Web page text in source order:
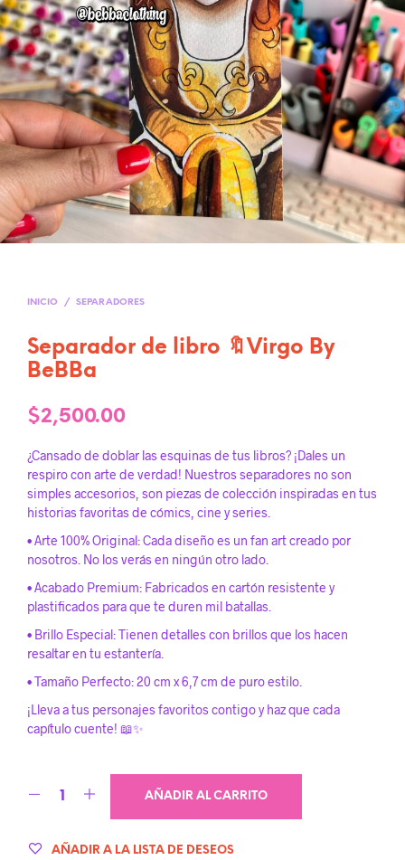
INICIO / SEPARADORES
Separador de libro 🔖Virgo By
BeBBa
$2,500.00
¿Cansado de doblar las esquinas de tus libros? ¡Dales un
respiro con arte de verdad! Nuestros separadores no son
simples accesorios, son piezas de colección inspiradas en tus
historias favoritas de cómics, cine y series.
• Arte 100% Original: Cada diseño es un fan art creado por
nosotros. No los verás en ningún otro lado.
• Acabado Premium: Fabricados en cartón resistente y
plastificados para que te duren mil batallas.
• Brillo Especial: Tienen detalles con brillos que los hacen
resaltar en tu estantería.
• Tamaño Perfecto: 20 cm x 6,7 cm de puro estilo.
¡Lleva a tus personajes favoritos contigo y haz que cada
capítulo cuente! 📖✨
AÑADIR AL CARRITO
AÑADIR A LA LISTA DE DESEOS